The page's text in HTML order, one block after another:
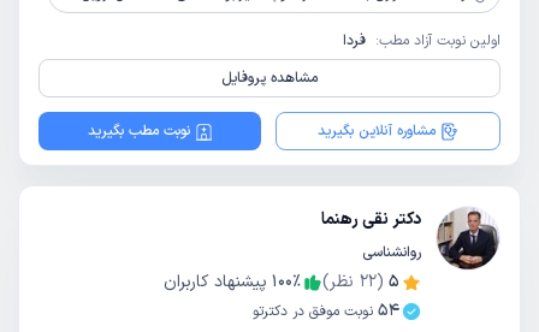
اولین نوبت آزاد مطب: فردا
مشاهده پروفایل
مشاوره آنلاین بگیرید نوبت مطب بگیرید
دکتر نقی رهنما
روانشناسی
5
(
22 نظر) 100٪
پیشنهاد کاربران
54 نوبت موفق در دکترتو